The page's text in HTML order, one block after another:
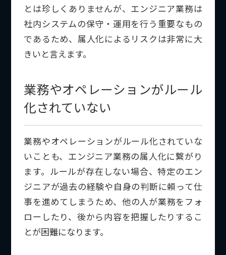
とは珍しくありませんが、エンジニア業務は
社内システムの保守・運用を行う重要なもの
であるため、属人化によるリスクは非常に大
きいと言えます。
業務やオペレーションがルール
化されていない
業務やオペレーションがルール化されていな
いことも、エンジニア業務の属人化に繋がり
ます。ルールが存在しない場合、特定のエン
ジニアが過去の経験や自身の判断に頼って仕
事を進めてしまうため、他の人が業務をフォ
ローしたり、後から内容を把握したりするこ
とが困難になります。